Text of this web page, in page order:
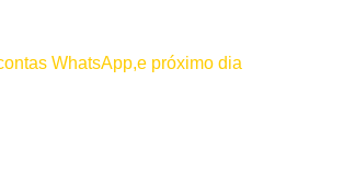
WhatsApp,e próximo dia